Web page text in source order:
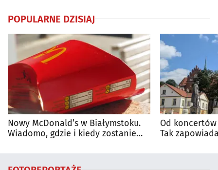
POPULARNE DZISIAJ
Nowy McDonald’s w Białymstoku.
Wiadomo, gdzie i kiedy zostanie
Od
Tak